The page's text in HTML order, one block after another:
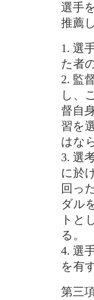
選手
推薦
選
た者
監
し、
督自
習を
はな
選
に於
回っ
ダル
トと
る
選
を有
第三